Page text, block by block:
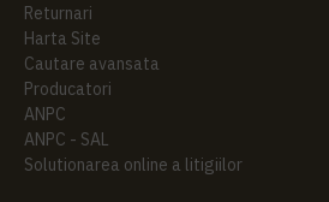
Returnari
Harta Site
Cautare avansata
Producatori
ANPC
ANPC - SAL
Solutionarea online a litigiilor